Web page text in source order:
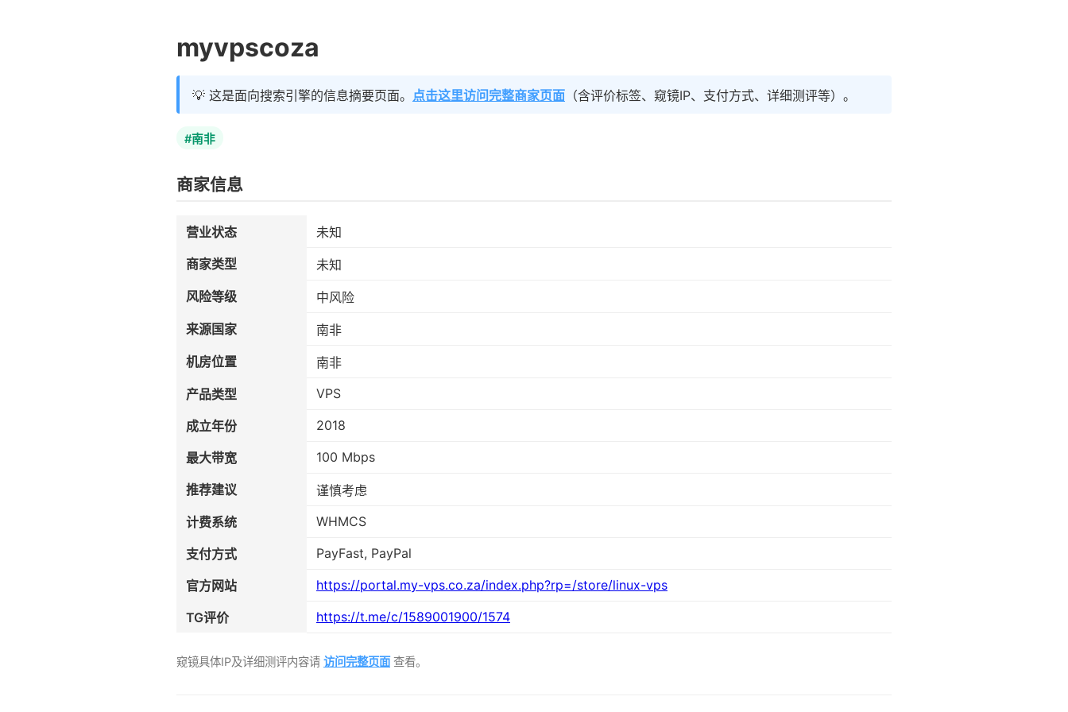
myvpscoza
💡 这是面向搜索引擎的信息摘要页面。 点击这里访问完整商家页面 （含评价标签、窥镜IP、支付方式、详细测评等）。
#南非
商家信息
营业状态
未知
商家类型
未知
风险等级
中风险
来源国家
南非
机房位置
南非
产品类型
VPS
成立年份 2018
最大带宽 100 Mbps
推荐建议
谨慎考虑
计费系统
WHMCS
支付方式 PayFast, PayPal
官方网站 https://portal.my-vps.co.za/index.php?rp=/store/linux-vps
TG评价 https://t.me/c/1589001900/1574
窥镜具体IP及详细测评内容请 访问完整页面查看。